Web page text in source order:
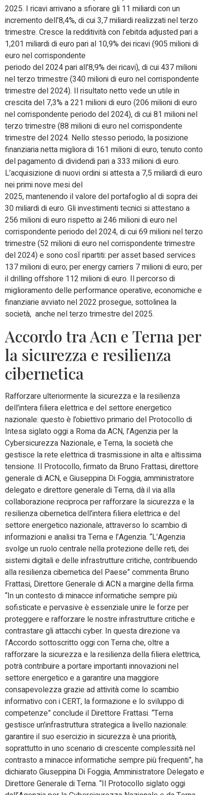
2025. I ricavi arrivano a sfiorare gli 11 miliardi con un
incremento dell’8,4%, di cui 3,7 miliardi realizzati nel terzo
trimestre. Cresce la redditività con l’ebitda adjusted pari a
1,201 miliardi di euro pari al 10,9% dei ricavi (905 milioni di
euro nel corrispondente
periodo del 2024 pari all’8,9% dei ricavi), di cui 437 milioni
nel terzo trimestre (340 milioni di euro nel corrispondente
trimestre del 2024). Il risultato netto vede un utile in
crescita del 7,3% a 221 milioni di euro (206 milioni di euro
nel corrispondente periodo del 2024), di cui 81 milioni nel
terzo trimestre (88 milioni di euro nel corrispondente
trimestre del 2024. Nello stesso periodo, la posizione
finanziaria netta migliora di 161 milioni di euro, tenuto conto
del pagamento di dividendi pari a 333 milioni di euro.
L’acquisizione di nuovi ordini si attesta a 7,5 miliardi di euro
nei primi nove mesi del
2025, mantenendo il valore del portafoglio al di sopra dei
30 miliardi di euro. Gli investimenti tecnici si attestano a
256 milioni di euro rispetto ai 246 milioni di euro nel
corrispondente periodo del 2024, di cui 69 milioni nel terzo
trimestre (52 milioni di euro nel corrispondente trimestre
del 2024) e sono cosÏ ripartiti: per asset based services
137 milioni di euro; per energy carriers 7 milioni di euro; per
il drilling offshore 112 milioni di euro. Il percorso di
miglioramento delle performance operative, economiche e
finanziarie avviato nel 2022 prosegue, sottolinea la
società, anche nel terzo trimestre del 2025.
Accordo tra Acn e Terna per
la sicurezza e resilienza
cibernetica
Rafforzare ulteriormente la sicurezza e la resilienza
dell’intera filiera elettrica e del settore energetico
nazionale: questo è l’obiettivo primario del Protocollo di
Intesa siglato oggi a Roma da ACN, l’Agenzia per la
Cybersicurezza Nazionale, e Terna, la società che
gestisce la rete elettrica di trasmissione in alta e altissima
tensione. Il Protocollo, firmato da Bruno Frattasi, direttore
generale di ACN, e Giuseppina Di Foggia, amministratore
delegato e direttore generale di Terna, dà il via alla
collaborazione reciproca per rafforzare la sicurezza e la
resilienza cibernetica dell’intera filiera elettrica e del
settore energetico nazionale, attraverso lo scambio di
informazioni e analisi tra Terna e l’Agenzia. “L’Agenzia
svolge un ruolo centrale nella protezione delle reti, dei
sistemi digitali e delle infrastrutture critiche, contribuendo
alla resilienza cibernetica del Paese” commenta Bruno
Frattasi, Direttore Generale di ACN a margine della firma.
“In un contesto di minacce informatiche sempre più
sofisticate e pervasive è essenziale unire le forze per
proteggere e rafforzare le nostre infrastrutture critiche e
contrastare gli attacchi cyber. In questa direzione va
l’Accordo sottoscritto oggi con Terna che, oltre a
rafforzare la sicurezza e la resilienza della filiera elettrica,
potrà contribuire a portare importanti innovazioni nel
settore energetico e a garantire una maggiore
consapevolezza grazie ad attività come lo scambio
informativo con i CERT, la formazione e lo sviluppo di
competenze” conclude il Direttore Frattasi. “Terna
gestisce un’infrastruttura strategica a livello nazionale:
garantire il suo esercizio in sicurezza è una priorità,
soprattutto in uno scenario di crescente complessità nel
contrasto a minacce informatiche sempre più frequenti”, ha
dichiarato Giuseppina Di Foggia, Amministratore Delegato e
Direttore Generale di Terna. “Il Protocollo siglato oggi